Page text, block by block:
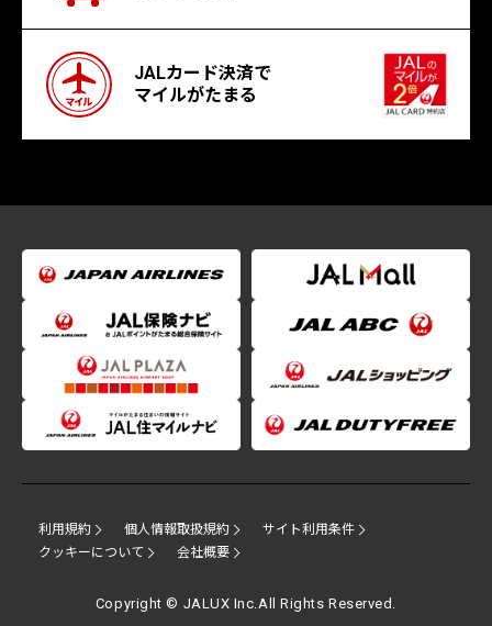
JALカード決済で
マイルがたまる
利用規約 個人情報取扱規約
サイト利用条件
クッキーについて
会社概要
Copyright © JALUX Inc.All Rights Reserved.